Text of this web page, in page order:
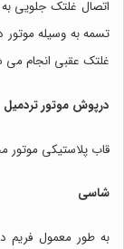
اتصال غلتک جلویی
تسمه به وسیله
غلتک عقبی انجام می
درپوش موتور تردمیل
قاب پلاستیکی موتور
شاسی
به طور معمول فریم